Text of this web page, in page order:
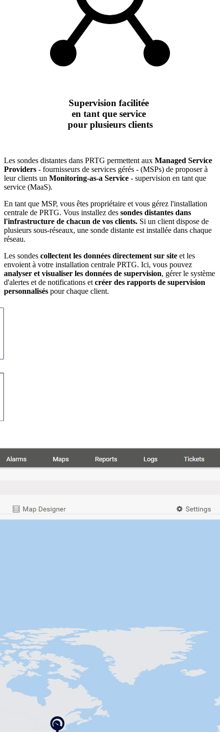
Supervision facilitée
en tant que service
pour plusieurs clients
Les sondes distantes dans PRTG permettent aux Managed Service
Providers - fournisseurs de services gérés - (MSPs) de proposer à
leur clients un Monitoring-as-a Service - supervision en tant que
service (MaaS).
En tant que MSP, vous êtes propriétaire et vous gérez l'installation
centrale de PRTG. Vous installez des sondes distantes dans
l'infrastructure de chacun de vos clients. Si un client dispose de
plusieurs sous-réseaux, une sonde distante est installée dans chaque
réseau.
Les sondes collectent les données directement sur site et les
envoient à votre installation centrale PRTG. Ici, vous pouvez
analyser et visualiser les données de supervision, gérer le système
d'alertes et de notifications et créer des rapports de supervision
personnalisés pour chaque client.